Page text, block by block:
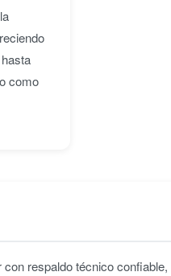
como
respaldo técnico